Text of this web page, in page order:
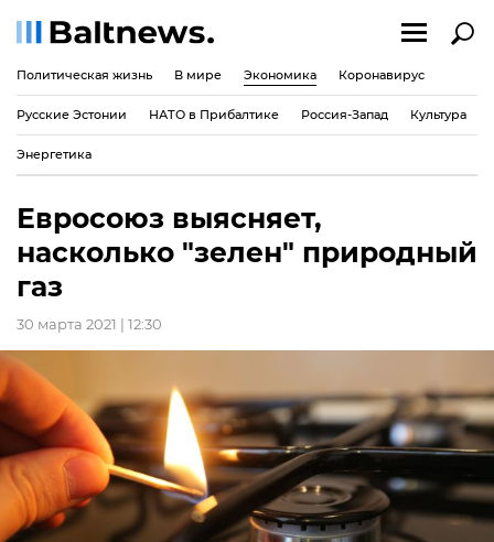
Политическая жизнь В мире Экономика Коронавирус
Русские Эстонии НАТО в Прибалтике Россия-Запад Культура
Энергетика
Евросоюз выясняет,
насколько "зелен" природный
газ
30 марта 2021 | 12:30